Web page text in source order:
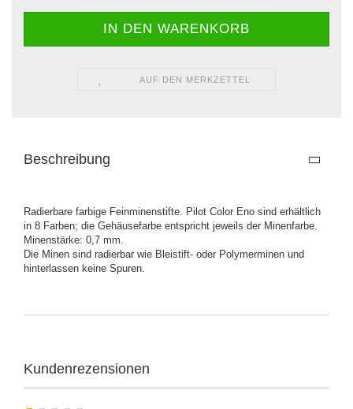
AUF DEN MERKZETTEL
Beschreibung
Radierbare farbige Feinminenstifte. Pilot Color Eno sind erhältlich
in 8 Farben; die Gehäusefarbe entspricht jeweils der Minenfarbe.
Minenstärke: 0,7 mm.
Die Minen sind radierbar wie Bleistift- oder Polymerminen und
hinterlassen keine Spuren.
Kundenrezensionen